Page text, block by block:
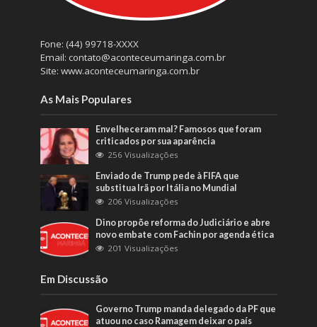
Fone: (44) 99718-XXXX
Email: contato@aconteceumaringa.com.br
Site: www.aconteceumaringa.com.br
As Mais Populares
Envelheceram mal? Famosos que foram
criticados por sua aparência
256 Visualizações
Enviado de Trump pede à FIFA que
substitua Irã por Itália no Mundial
206 Visualizações
Dino propõe reforma do Judiciário e abre
novo embate com Fachin por agenda ética
201 Visualizações
Em Discussão
Governo Trump manda delegado da PF que
atuou no caso Ramagem deixar o país